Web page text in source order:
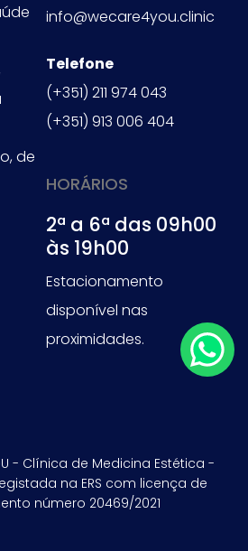
de
info@wecare4you.clinic
Telefone
(+351) 211 974 043
(+351) 913 006 404
HORÁRIOS
2ª a 6ª das 09h00
às 19h00
Estacionamento
disponível nas
proximidades.
- Clínica de Medicina Estética -
na ERS com licença de
número 20469/2021